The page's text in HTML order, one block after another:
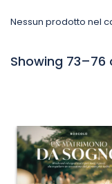
Nessun prodotto nel
Showing 73–76